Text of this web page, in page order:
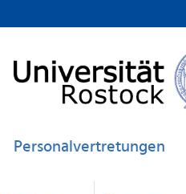
Personalvertretungen